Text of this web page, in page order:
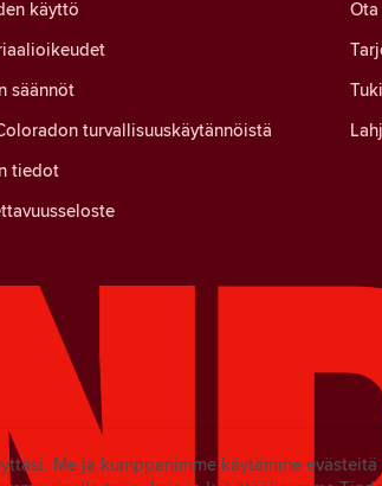
käyttö
säännöt
turvallisuuskäytännöistä
tiedot
Tuki
Me ja kumppanimme käytämme